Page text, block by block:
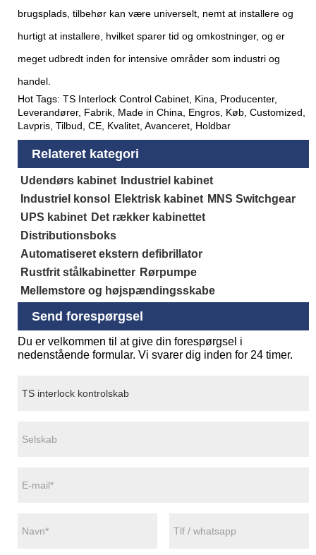
brugsplads, tilbehør kan være universelt, nemt at installere og
hurtigt at installere, hvilket sparer tid og omkostninger, og er
meget udbredt inden for intensive områder som industri og
handel.
Hot Tags: TS Interlock Control Cabinet, Kina, Producenter,
Leverandører, Fabrik, Made in China, Engros, Køb, Customized,
Lavpris, Tilbud, CE, Kvalitet, Avanceret, Holdbar
Relateret kategori
Udendørs kabinet
Industriel kabinet
Industriel konsol
Elektrisk kabinet MNS Switchgear
UPS kabinet Det rækker kabinettet
Distributionsboks
Automatiseret ekstern defibrillator
Rustfrit stålkabinetter Rørpumpe
Mellemstore og højspændingsskabe
Send forespørgsel
Du er velkommen til at give din forespørgsel i
nedenstående formular. Vi svarer dig inden for 24 timer.